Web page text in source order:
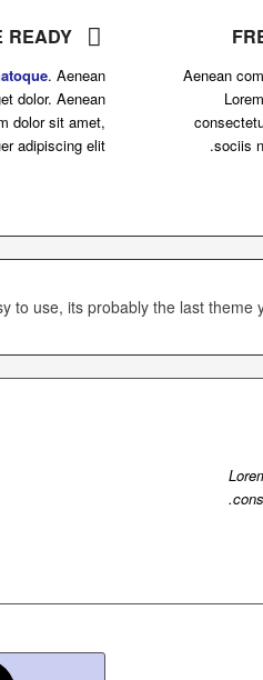
Aenean
Lorem
sociis
READY
. Aenean
dolor. Aenean
dolor sit amet,
adipiscing elit.
to use, its probably the last theme